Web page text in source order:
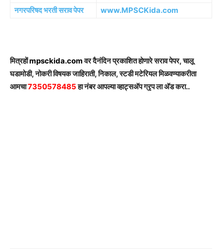
नगरपरिषद भरती सराव पेपर
www.MPSCKida.com
मित्रहोंmpsckida.comवर दैनंदिन प्रकाशित होणारे सराव पेपर, चालू
घडामोडी, नोकरी विषयक जाहिराती, निकाल, स्टडी मटेरियल मिळवण्याकरीता
आमचा7350578485हा नंबर आपल्या व्हाट्सअ‍ॅप ग्रृप ला अ‍ॅड करा..